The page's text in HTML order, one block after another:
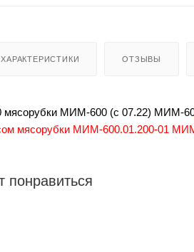
ХАРАКТЕРИСТИКИ ОТЗЫВЫ
МИМ-600 (с 07.22) МИМ-
мясорубки МИМ-600.01.200-01
понравиться